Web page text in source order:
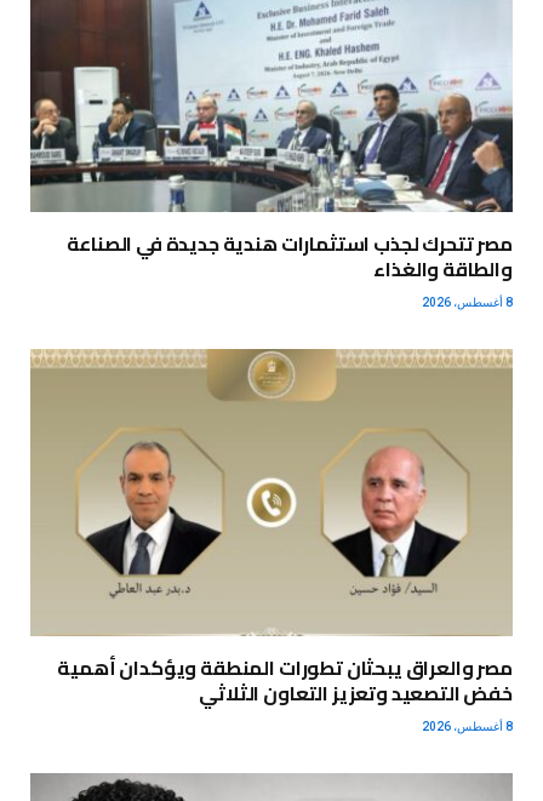
مصر تتحرك لجذب استثمارات هندية جديدة في الصناعة
والطاقة والغذاء
8 أغسطس، 2026
مصر والعراق يبحثان تطورات المنطقة ويؤكدان أهمية
خفض التصعيد وتعزيز التعاون الثلاثي
8 أغسطس، 2026